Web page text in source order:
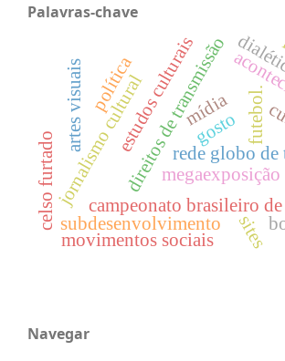
Palavras-chave
direitos de transmissão
campeonato brasileiro
rede globo de
futebol.
jornalismo culturalestudos culturais
artes visuais
megaexposição
gosto
celso furtado subdesenvolvimento
movimentos sociais sites
política mídia
Navegar